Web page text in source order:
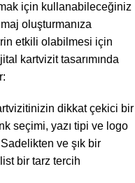
için kullanabileceğiniz
oluşturmanıza
etkili olabilmesi için
kartvizit tasarımında
dikkat çekici bir
seçimi, yazı tipi ve logo
ve şık bir
bir tarz tercih